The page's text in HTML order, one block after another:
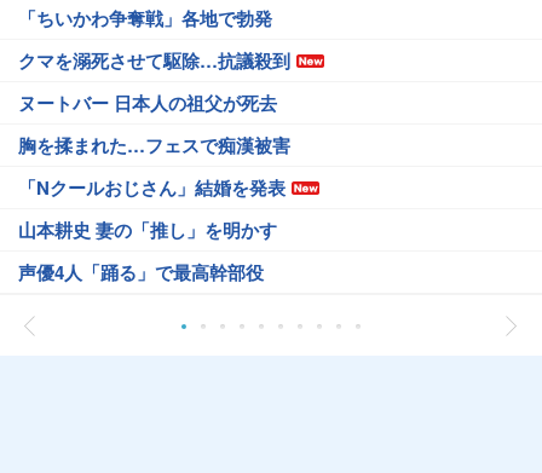
「ちいかわ争奪戦」各地で勃発
クマを溺死させて駆除…抗議殺到
ヌートバー 日本人の祖父が死去
胸を揉まれた…フェスで痴漢被害
「Nクールおじさん」結婚を発表
山本耕史 妻の「推し」を明かす
声優4人「踊る」で最高幹部役